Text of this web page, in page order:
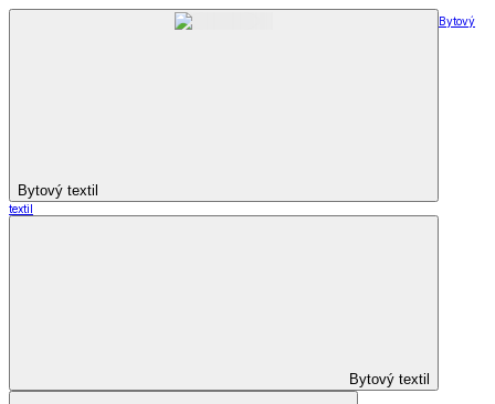
Bytový textil
Bytový
textil
Bytový textil